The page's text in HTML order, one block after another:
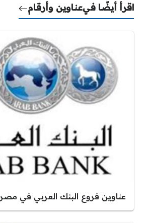
اقرأ أيضًا فيعناوين وأرقام
عناوين فروع البنك العربي في مصر